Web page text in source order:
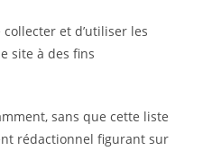
et d’utiliser les
site à des fins
sans que cette liste
rédactionnel figurant sur